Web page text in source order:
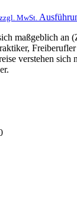
zzgl. MwSt.
maßgeblich an
verstehen sich